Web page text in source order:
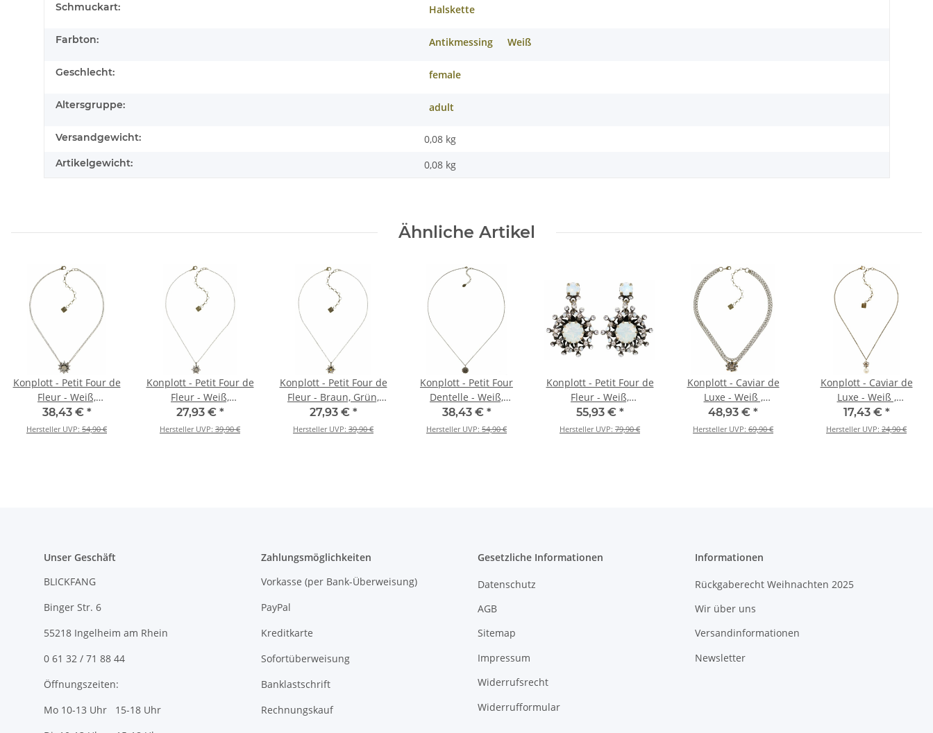
Schmuckart: Halskette
Farbton: Antikmessing Weiß
Geschlecht: female
Altersgruppe: adult
Versandgewicht: 0,08 kg
Artikelgewicht: 0,08 kg
Ähnliche Artikel
Konplott - Petit Four de
Fleur - Weiß,
Antikmessing, Halskette
mit Anhänger
38,43 € *
Hersteller UVP: 54,90 €
Konplott - Petit Four de
Fleur - Weiß,
Antikmessing, Halskette
mit Anhänger
27,93 € *
Hersteller UVP: 39,90 €
Konplott - Petit Four de
Fleur - Braun, Grün,
Antiksilber, Halskette
mit Anhänger
27,93 € *
Hersteller UVP: 39,90 €
Konplott - Petit Four
Dentelle - Weiß,
Antikmessing, Halskette
lang mit Anhänger
38,43 € *
Hersteller UVP: 54,90 €
Konplott - Petit Four de
Fleur - Weiß,
Antikmessing, Ohrringe
mit Stecker und
55,93 € *
Hersteller UVP: 79,90 €
Konplott - Caviar de
Luxe - Weiß ,
Antikmessing, Halskette
48,93 € *
Hersteller UVP: 69,90 €
Konplott - Caviar de
Luxe - Weiß ,
Antikmessing, Halskette
17,43 € *
Hersteller UVP: 24,90 €
Unser Geschäft
BLICKFANG
Binger Str. 6
55218 Ingelheim am Rhein
0 61 32 / 71 88 44
Öffnungszeiten:
Mo 10-13 Uhr 15-18 Uhr
Zahlungsmöglichkeiten
Vorkasse (per Bank-Überweisung)
PayPal
Kreditkarte
Sofortüberweisung
Banklastschrift
Rechnungskauf
Gesetzliche Informationen
Datenschutz
AGB
Sitemap
Impressum
Widerrufsrecht
Widerrufformular
Informationen
Rückgaberecht Weihnachten 2025
Wir über uns
Versandinformationen
Newsletter